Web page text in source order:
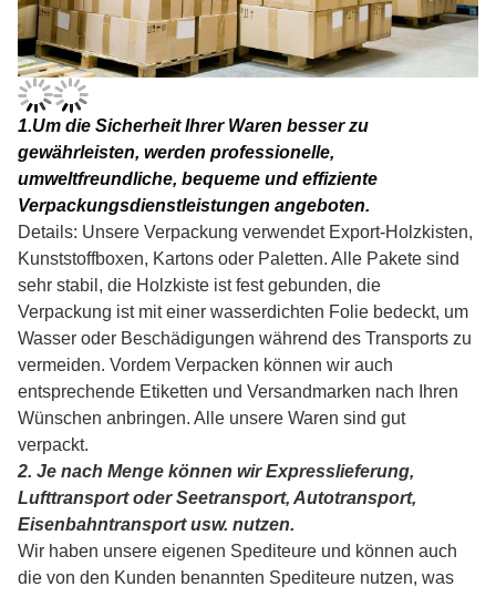
1.Um die Sicherheit Ihrer Waren besser zu
gewährleisten, werden professionelle,
umweltfreundliche, bequeme und effiziente
Verpackungsdienstleistungen angeboten.
Details: Unsere Verpackung verwendet Export-Holzkisten,
Kunststoffboxen, Kartons oder Paletten. Alle Pakete sind
sehr stabil, die Holzkiste ist fest gebunden, die
Verpackung ist mit einer wasserdichten Folie bedeckt, um
Wasser oder Beschädigungen während des Transports zu
vermeiden. Vordem Verpacken können wir auch
entsprechende Etiketten und Versandmarken nach Ihren
Wünschen anbringen. Alle unsere Waren sind gut
verpackt.
2. Je nach Menge können wir Expresslieferung,
Lufttransport oder Seetransport, Autotransport,
Eisenbahntransport usw. nutzen.
Wir haben unsere eigenen Spediteure und können auch
die von den Kunden benannten Spediteure nutzen, was